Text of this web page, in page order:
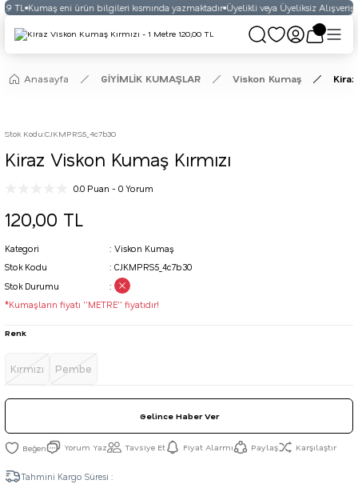
TL Kumaş eni ürün bilgileri kısmında yazmaktadır Üyelikli veya Üyeliksiz Alışveriş
Anasayfa GİYİMLİK KUMAŞLAR Viskon Kumaş
Stok Kodu:CJKMPRS5_4c7b30
Kiraz Viskon Kumaş Kırmızı
0.0 Puan - 0 Yorum
120,00 TL
Kategori
Viskon Kumaş
Stok Kodu
CJKMPRS5_4c7b30
Stok Durumu
*Kumaşların fiyatı ''METRE'' fiyatıdır!
Renk
Kırmızı Pembe
Gelince Haber Ver
Yorum Yaz Tavsiye Et Fiyat Alarmı Paylaş Karşılaştır
Tahmini Kargo Süresi :